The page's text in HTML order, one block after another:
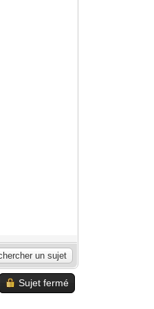
Sujet fermé